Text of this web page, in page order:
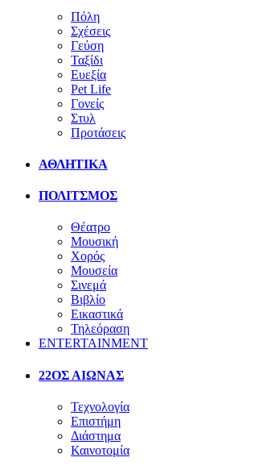
Πόλη
Σχέσεις
Γεύση
Ταξίδι
Ευεξία
Pet Life
Γονείς
Στυλ
Προτάσεις
ΑΘΛΗΤΙΚΑ
ΠΟΛΙΤΣΜΟΣ
Θέατρο
Μουσική
Χορός
Μουσεία
Σινεμά
Βιβλίο
Εικαστικά
Τηλεόραση
ENTERTAINMENT
22ΟΣ ΑΙΩΝΑΣ
Τεχνολογία
Επιστήμη
Διάστημα
Καινοτομία